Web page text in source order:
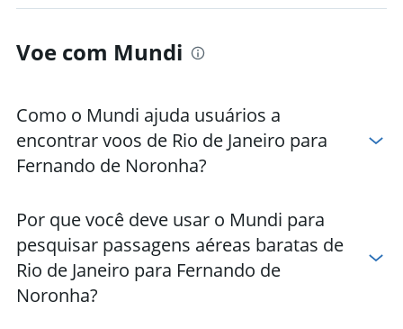
Voe com Mundi
Como o Mundi ajuda usuários a
encontrar voos de Rio de Janeiro para
Fernando de Noronha?
Por que você deve usar o Mundi para
pesquisar passagens aéreas baratas de
Rio de Janeiro para Fernando de
Noronha?